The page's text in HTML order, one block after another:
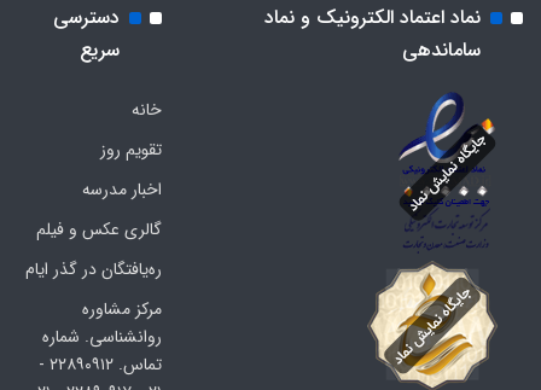
نماد اعتماد الکترونیک و نماد
ساماندهی
دسترسی
سریع
خانه
تقویم روز
اخبار مدرسه
گالری عکس و فیلم
ره‌یافتگان در گذر ایام
مرکز مشاوره
روانشناسی. شماره
تماس. ۲۲۸۹۰۹۱۲ -